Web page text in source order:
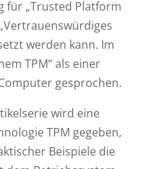
für „Trusted Platform
werden kann. Im
TPM“ als einer
gesprochen.
wird eine
TPM gegeben,
Beispiele die